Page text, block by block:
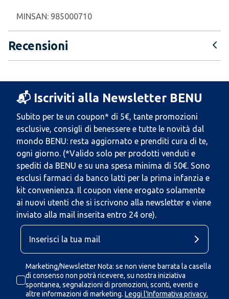
MINSAN: 985000710
Recensioni
📬 Iscriviti alla Newsletter BENU
Subito per te un coupon* di 5€, tante promozioni
esclusive, consigli di benessere e tutte le novità dal
mondo BENU: resta aggiornato e prenditi cura di te,
ogni giorno. (*Valido solo per prodotti venduti e
spediti da BENU e su una spesa minima di 50€. Sono
esclusi farmaci da banco latti per la prima infanzia e
kit convenienza. Il coupon viene erogato solamente
ai nuovi utenti che si iscrivono alla newsletter e viene
inviato alla mail inserita entro 24 ore).
Marketing/Newsletter Nota: se non viene barrata la casella
di consenso non potrà ricevere, su nostra iniziativa
spontanea, segnalazioni di promozioni, sconti, eventi e
altre informazioni di marketing. Leggi l'Informativa privacy.